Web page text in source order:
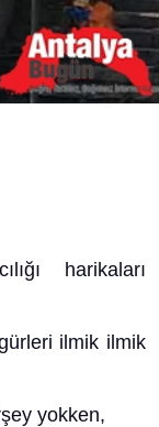
harikaları
ilmik ilmik
yokken,